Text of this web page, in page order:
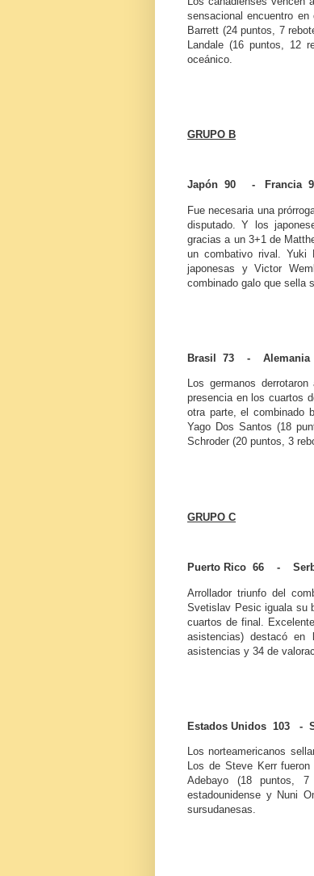
sensacional encuentro
Barrett (24 puntos, 7
Landale (16 puntos, 12
oceánico.
GRUPO B
Japón 90 - Francia
Fue necesaria una
disputado. Y los
gracias a un 3+1 de
un combativo rival. Yuki
japonesas y Victor
combinado galo que sella
Brasil 73 - Alemania
Los germanos
presencia en los cuartos
otra parte, el combinado
Yago Dos Santos (18
Schroder (20 puntos, 3
GRUPO C
Puerto Rico 66 -
Arrollador triunfo del
Svetislav Pesic iguala su
cuartos de final.
asistencias) destacó
asistencias y 34 de
Estados Unidos 103 -
Los norteamericanos
Los de Steve Kerr
Adebayo
(18 puntos,
estadounidense y Nuni
sursudanesas.